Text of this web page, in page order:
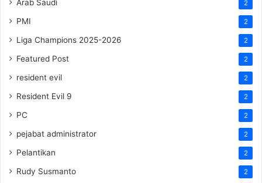
Arab Saudi 2
PMI 2
Liga Champions 2025-2026 2
Featured Post 2
resident evil 2
Resident Evil 9 2
PC 2
pejabat administrator 2
Pelantikan 2
Rudy Susmanto 2